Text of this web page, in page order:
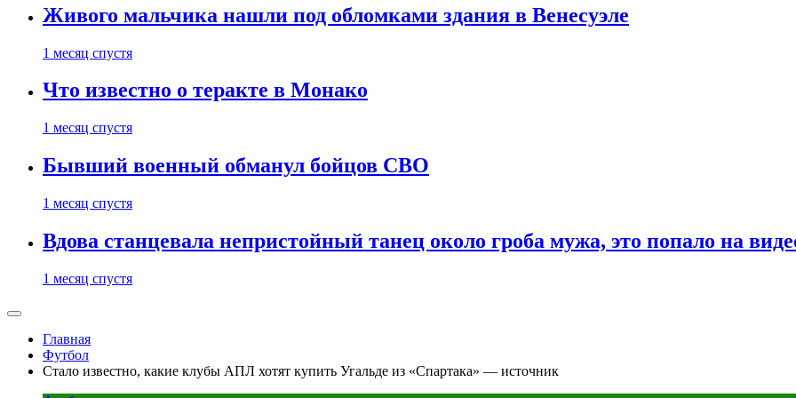
Живого мальчика нашли под обломками здания в Венесуэле
1 месяц спустя
Что известно о теракте в Монако
1 месяц спустя
Бывший военный обманул бойцов СВО
1 месяц спустя
Вдова станцевала непристойный танец около гроба мужа, это попало на
1 месяц спустя
Главная
Футбол
Стало известно, какие клубы АПЛ хотят купить Угальде из «Спартака» — источник